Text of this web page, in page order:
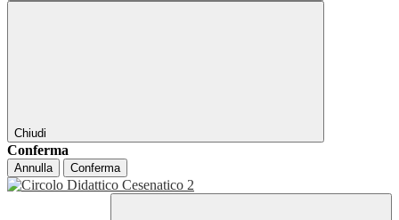
Chiudi
Conferma
Annulla Conferma